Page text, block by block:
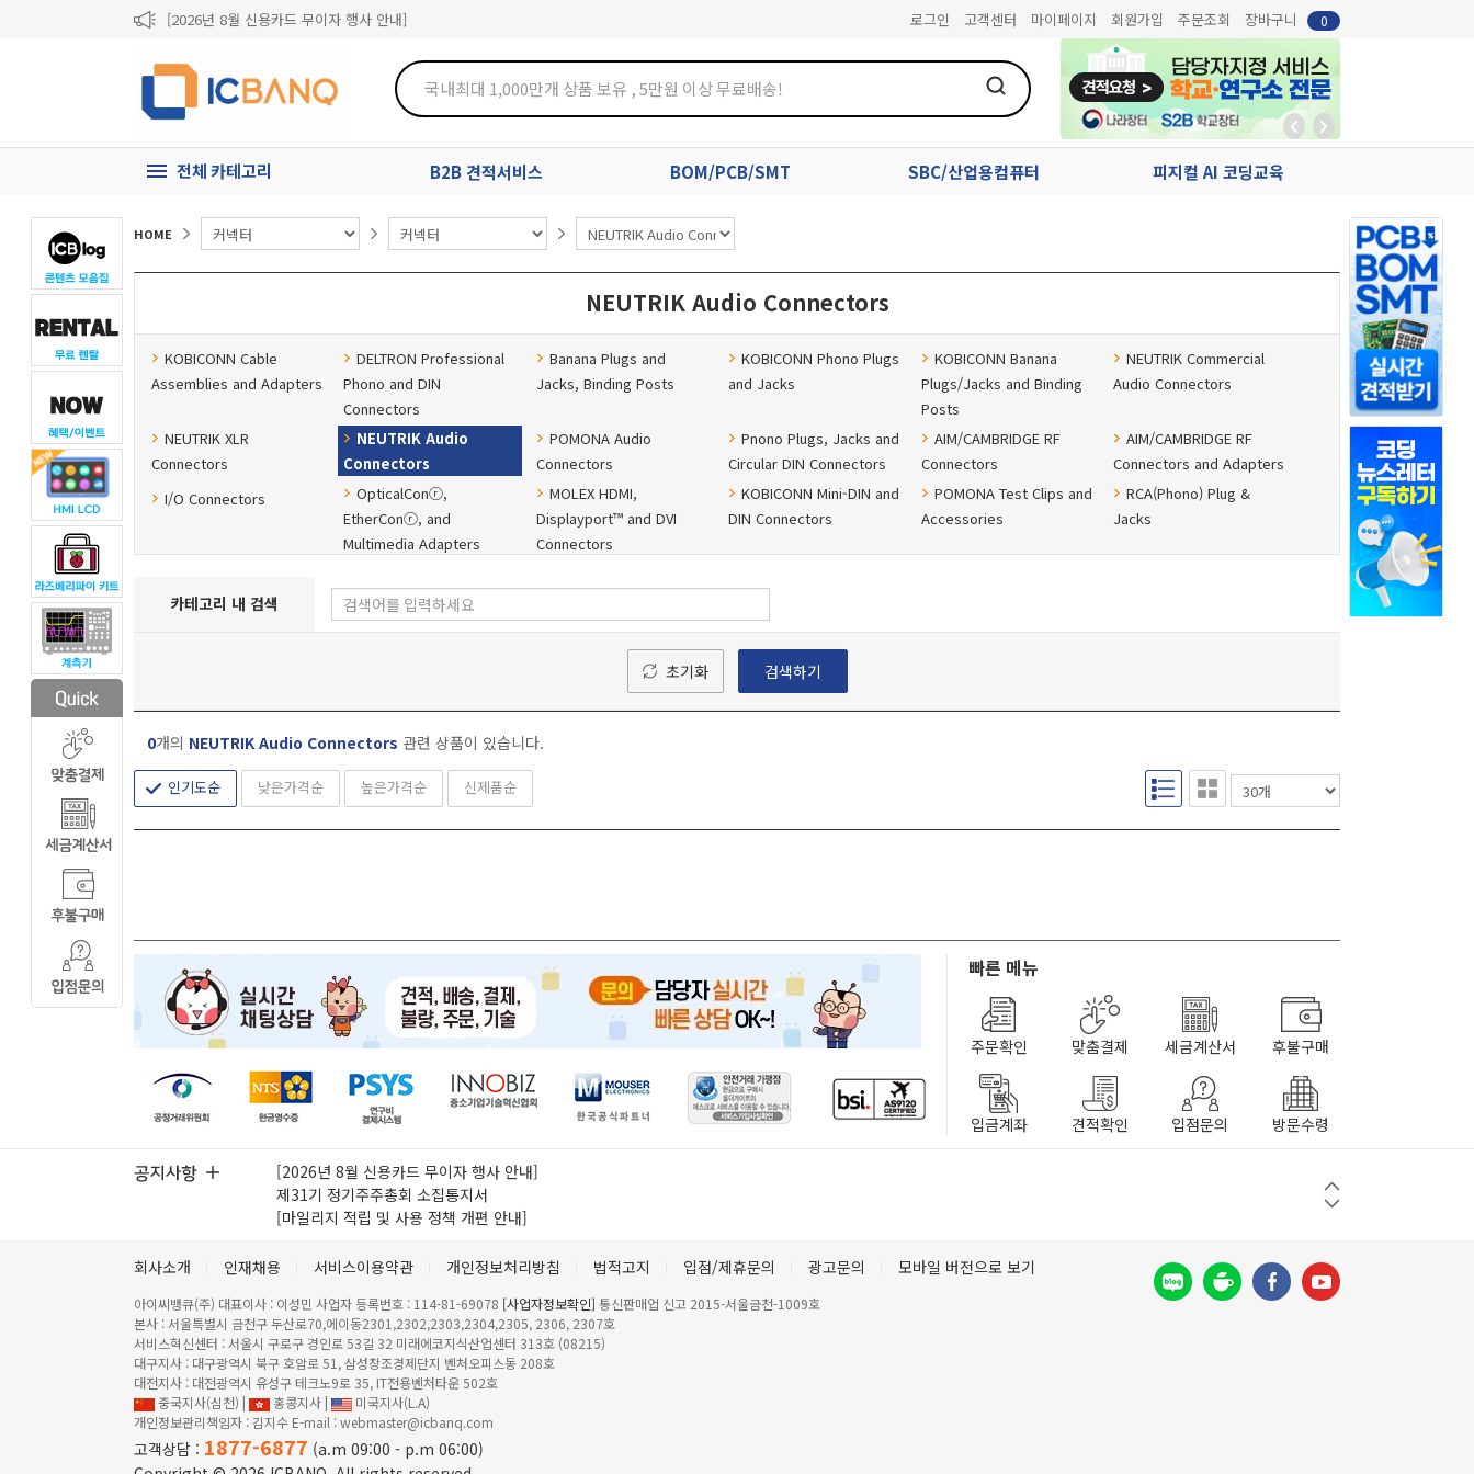
[2026년 8월 신용카드 무이자 행사 안내]
[마일리지 적립 및 사용 정책 개편 안내]
로그인 고객센터 마이페이지 회원가입 주문조회 장바구니 0
전체 카테고리 B2B 견적서비스 BOM/PCB/SMT SBC/산업용컴퓨터 피지컬 AI 코딩교육
HOME
NEUTRIK Audio Connectors
KOBICONN Cable
Assemblies and Adapters
DELTRON Professional
Phono and DIN
Connectors
Banana Plugs and
Jacks, Binding Posts
KOBICONN Phono Plugs
and Jacks
KOBICONN Banana
Plugs/Jacks and Binding
Posts
NEUTRIK Commercial
Audio Connectors
NEUTRIK XLR
Connectors
NEUTRIK Audio
Connectors
POMONA Audio
Connectors
Pnono Plugs, Jacks and
Circular DIN Connectors
AIM/CAMBRIDGE RF
Connectors
AIM/CAMBRIDGE RF
Connectors and Adapters
I/O Connectors
OpticalConⓡ,
EtherConⓡ, and
Multimedia Adapters
MOLEX HDMI,
Displayport™ and DVI
Connectors
KOBICONN Mini-DIN and
DIN Connectors
POMONA Test Clips and
Accessories
RCA(Phono) Plug &
Jacks
Connectors (XLR+Phone
jack)
카테고리 내 검색
초기화 검색하기
0개의 NEUTRIK Audio Connectors 관련 상품이 있습니다.
인기도순 낮은가격순 높은가격순 신제품순
빠른 메뉴
주문확인 맞춤결제 세금계산서 후불구매
입금계좌 견적확인 입점문의 방문수령
[2026년 8월 신용카드 무이자 행사 안내]
제31기 정기주주총회 소집통지서
[마일리지 적립 및 사용 정책 개편 안내]
회사소개 인재채용 서비스이용약관 개인정보처리방침 법적고지 입점/제휴문의 광고문의 모바일 버전으로 보기
아이씨뱅큐(주) 대표이사 : 이성민 사업자 등록번호 : 114-81-69078 [사업자정보확인] 통신판매업 신고 2015-서울금천-1009호
본사 :서울특별시 금천구 두산로70,에이동2301,2302,2303,2304,2305, 2306, 2307호
서비스혁신센터 :서울시 구로구 경인로 53길 32 미래에코지식산업센터 313호 (08215)
대구지사 : 대구광역시 북구 호암로 51, 삼성창조경제단지 벤처오피스동 208호
대전지사 : 대전광역시 유성구 테크노9로 35, IT전용벤처타운 502호
중국지사(심천) |
홍콩지사 |
미국지사(L.A)
개인정보관리책임자 :김지수 E-mail :webmaster@icbanq.com
고객상담 : 1877-6877 (a.m 09:00 - p.m 06:00)